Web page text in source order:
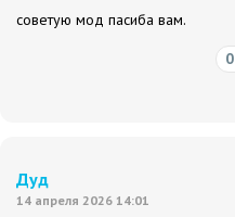
советую мод пасиба вам.
0
Дуд
14 апреля 2026 14:01